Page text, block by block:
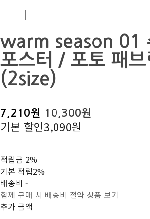
warm season 01
포스터 / 포토 패브
(2size)
7,210원 10,300원
기본 할인3,090원
적립금 2%
기본 적립2%
배송비 -
함께 구매 시 배송비 절약 상품 보기
추가 금액